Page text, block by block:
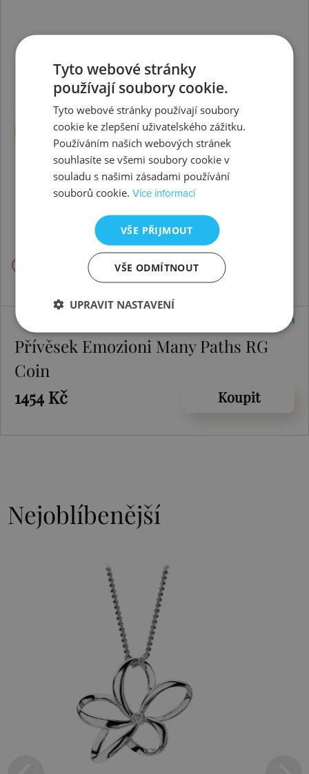
Skladem
Přívěsek Emozioni Many Paths RG
Coin
1454 Kč
Koupit
Nejoblíbenější
Tyto webové stránky
používají soubory cookie.
Tyto webové stránky používají soubory
cookie ke zlepšení uživatelského zážitku.
Používáním našich webových stránek
souhlasíte se všemi soubory cookie v
souladu s našimi zásadami používání
souborů cookie.Více informací
VŠE PŘIJMOUT
VŠE ODMÍTNOUT
UPRAVIT NASTAVENÍ